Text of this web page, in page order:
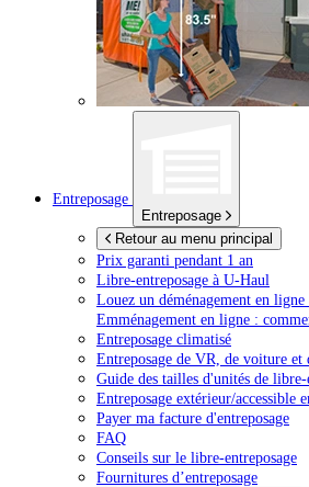
Entreposage
Entreposage
Retour au menu principal
Prix garanti pendant 1 an
Libre-entreposage à U-Haul
Louez un déménagement en
Emménagement en ligne :
Entreposage climatisé
Entreposage de VR, de voiture et
Guide des tailles d'unités de libre-
Entreposage extérieur/accessible
Payer ma facture d'entreposage
FAQ
Conseils sur le libre-entreposage
Fournitures d’entreposage